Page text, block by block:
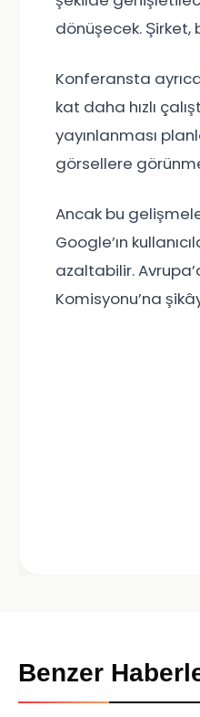
dönüşecek. Şirket,
Konferansta
kat daha hızlı
yayınlanması
görsellere
Ancak bu
Google’ın
azaltabilir.
Komisyonu’na
Benzer